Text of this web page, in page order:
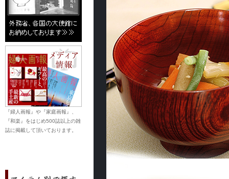
『婦人画報』や『家庭画報』、
『和楽』をはじめ500誌以上の雑
誌に掲載して頂いております。